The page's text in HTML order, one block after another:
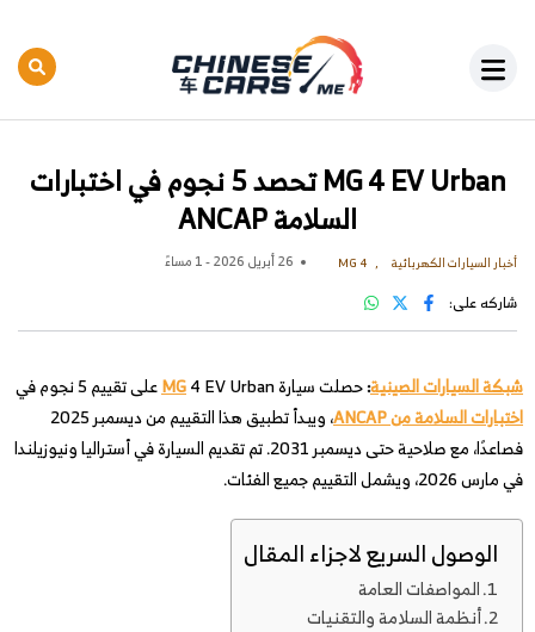
MG 4 EV Urban تحصد 5 نجوم في اختبارات
السلامة ANCAP
أخبار السيارات الكهربائية MG 4 26 أبريل 2026 - 1 مساءً
شاركه على:
شبكة السيارات الصينية:حصلت سيارة MG4 EV Urban على تقييم 5 نجوم في
اختبارات السلامة من ANCAP
، ويبدأ تطبيق هذا التقييم من ديسمبر 2025
فصاعدًا، مع صلاحية حتى ديسمبر 2031. تم تقديم السيارة في أستراليا ونيوزيلندا
في مارس 2026، ويشمل التقييم جميع الفئات.
الوصول السريع لاجزاء المقال
المواصفات العامة
أنظمة السلامة والتقنيات